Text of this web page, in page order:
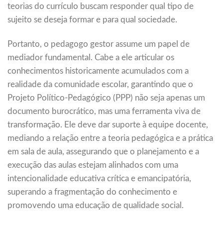
teorias do currículo buscam responder qual tipo de
sujeito se deseja formar e para qual sociedade.
Portanto, o pedagogo gestor assume um papel de
mediador fundamental. Cabe a ele articular os
conhecimentos historicamente acumulados com a
realidade da comunidade escolar, garantindo que o
Projeto Político-Pedagógico (PPP) não seja apenas um
documento burocrático, mas uma ferramenta viva de
transformação. Ele deve dar suporte à equipe docente,
mediando a relação entre a teoria pedagógica e a prática
em sala de aula, assegurando que o planejamento e a
execução das aulas estejam alinhados com uma
intencionalidade educativa crítica e emancipatória,
superando a fragmentação do conhecimento e
promovendo uma educação de qualidade social.